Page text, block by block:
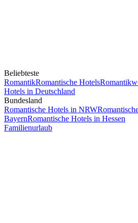
Beliebteste
RomantikRomantische Hotels
Hotels in Deutschland
Bundesland
Romantische Hotels in NRW
BayernRomantische Hotels in Hessen
Familienurlaub